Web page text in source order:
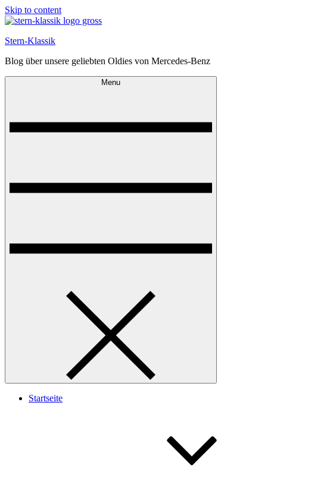
Skip to content
Stern-Klassik
Blog über unsere geliebten Oldies von Mercedes-Benz
Menu
Startseite